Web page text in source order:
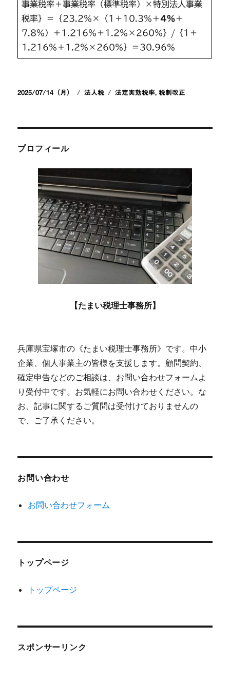
事業税率＋事業税率（標準税率）×特別法人事業
税率｝＝｛23.2％×（1＋10.3％＋4％＋
7.8％）＋1.216％＋1.2％×260％｝/｛1＋
1.216％＋1.2％×260％｝＝30.96％
投
2025/07/14（月）
カ
法人税
タ
法定実効税率,税制改正
プロフィール
【たまい税理士事務所】
兵庫県宝塚市の《たまい税理士事務所》です。中小
企業、個人事業主の皆様を支援します。顧問契約、
確定申告などのご相談は、お問い合わせフォームよ
り受付中です。お気軽にお問い合わせください。な
お、記事に関するご質問は受付けておりませんの
で、ご了承ください。
お問い合わせ
お問い合わせフォーム
トップページ
トップページ
スポンサーリンク